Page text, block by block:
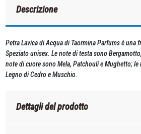
Descrizione
Petra Lavica di Acqua di Taormina Parfums è una
Speziato unisex. Le note di testa sono
note di cuore sono Mela, Patchouli e Mughetto; le
Legno di Cedro e Muschio.
Dettagli del prodotto